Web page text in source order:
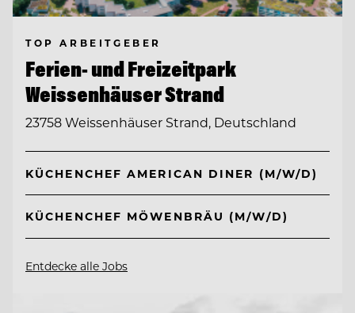
TOP ARBEITGEBER
Ferien- und Freizeitpark
Weissenhäuser Strand
23758 Weissenhäuser Strand, Deutschland
KÜCHENCHEF AMERICAN DINER (M/W/D)
KÜCHENCHEF MÖWENBRÄU (M/W/D)
Entdecke alle Jobs